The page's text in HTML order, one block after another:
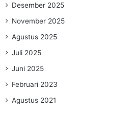
Desember 2025
November 2025
Agustus 2025
Juli 2025
Juni 2025
Februari 2023
Agustus 2021